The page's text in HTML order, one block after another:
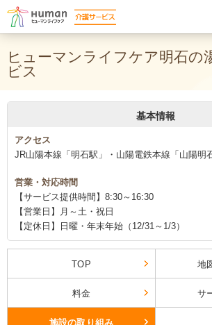
ヒューマンライフケア明石の
ビス
基本情報
アクセス
JR山陽本線「明石駅」・山陽電鉄本線「山陽明
営業・対応時間
【サービス提供時間】8:30～16:30
【営業日】月～土・祝日
【定休日】日曜・年末年始（12/31～1/3）
TOP 地
料金 サ
施設の取り組み